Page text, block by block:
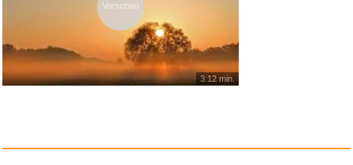
Bu...
Vorschau
3:12 min.